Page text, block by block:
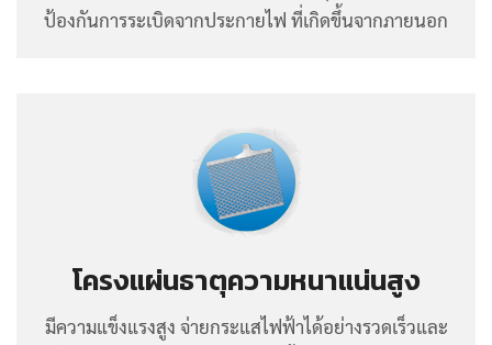
ป้องกันการระเบิดจากประกายไฟ ที่เกิดขึ้นจากภายนอก
โครงแผ่นธาตุความหนาแน่นสูง
มีความแข็งแรงสูง จ่ายกระแสไฟฟ้าได้อย่างรวดเร็วและ